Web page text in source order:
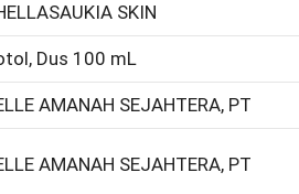
SKIN
Dus 100 mL
AMANAH SEJAHTERA, PT
AMANAH SEJAHTERA, PT